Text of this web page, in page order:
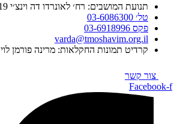
תנועת המושבים: רח׳ לאונרדו דה וינצ׳י 19 קומה 4 ת״א, 6473318
טל׳ 03-6086300
פקס 03-6918996
varda@tmoshavim.org.il
קרדיט תמונות החקלאות: מרינה פורמן לוי
צור קשר
Facebook-f